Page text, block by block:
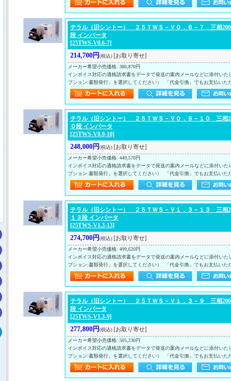
テラル（旧シントー） ２５ＴＷＳ－Ｖ０．６－７ 三相
段 インバータ
[25TWS-V0.6-7]
214,700円(税込) [お取り寄せ]
メーカー希望小売価格: 386,870円
インボイス対応の適格請求書をデータで発送の案内メールなどに添付い
プション:書類発行」を選択してください） 「代金引換」でもお支払いた
テラル（旧シントー） ２５ＴＷＳ－Ｖ０．９－１０ 三相
０段 インバータ
[25TWS-V0.9-10]
248,000円(税込) [お取り寄せ]
メーカー希望小売価格: 449,570円
インボイス対応の適格請求書をデータで発送の案内メールなどに添付い
プション:書類発行」を選択してください） 「代金引換」でもお支払いた
テラル（旧シントー） ２５ＴＷＳ－Ｖ１．３－１３ 三相
１３段 インバータ
[25TWS-V1.3-13]
274,700円(税込) [お取り寄せ]
メーカー希望小売価格: 499,620円
インボイス対応の適格請求書をデータで発送の案内メールなどに添付い
プション:書類発行」を選択してください） 「代金引換」でもお支払いた
テラル（旧シントー） ２５ＴＷＳ－Ｖ１．３－９ 三相
段 インバータ
[25TWS-V1.3-9]
277,800円(税込) [お取り寄せ]
メーカー希望小売価格: 505,230円
インボイス対応の適格請求書をデータで発送の案内メールなどに添付い
プション:書類発行」を選択してください） 「代金引換」でもお支払いた